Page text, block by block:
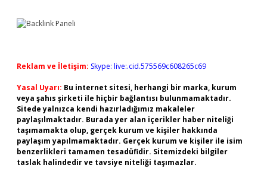
Reklam ve İletişim: Skype: live:.cid.575569c608265c69
Yasal Uyarı: Bu internet sitesi, herhangi bir marka, kurum
veya şahıs şirketi ile hiçbir bağlantısı bulunmamaktadır.
Sitede yalnızca kendi hazırladığımız makaleler
paylaşılmaktadır. Burada yer alan içerikler haber niteliği
taşımamakta olup, gerçek kurum ve kişiler hakkında
paylaşım yapılmamaktadır. Gerçek kurum ve kişiler ile isim
benzerlikleri tamamen tesadüfidir. Sitemizdeki bilgiler
taslak halindedir ve tavsiye niteliği taşımazlar.